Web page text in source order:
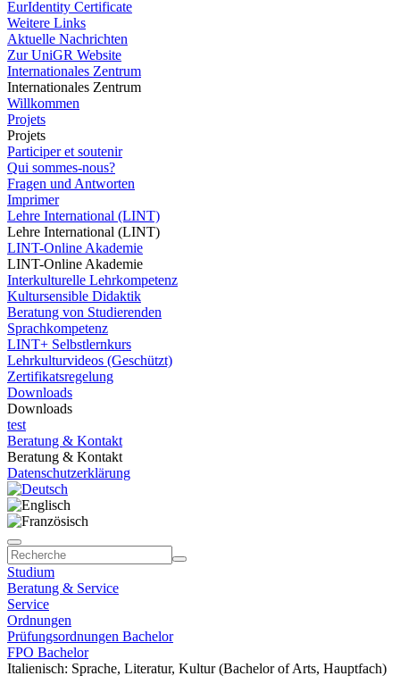
EurIdentity Certificate
Weitere Links
Aktuelle Nachrichten
Zur UniGR Website
Internationales Zentrum
Internationales Zentrum
Willkommen
Projets
Projets
Participer et soutenir
Qui sommes-nous?
Fragen und Antworten
Imprimer
Lehre International (LINT)
Lehre International (LINT)
LINT-Online Akademie
LINT-Online Akademie
Interkulturelle Lehrkompetenz
Kultursensible Didaktik
Beratung von Studierenden
Sprachkompetenz
LINT+ Selbstlernkurs
Lehrkulturvideos (Geschützt)
Zertifikatsregelung
Downloads
Downloads
test
Beratung & Kontakt
Beratung & Kontakt
Datenschutzerklärung
Studium
Beratung & Service
Service
Ordnungen
Prüfungsordnungen Bachelor
FPO Bachelor
Italienisch: Sprache, Literatur, Kultur (Bachelor of Arts, Hauptfach)